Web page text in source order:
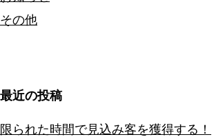
その他
最近の投稿
限られた時間で見込み客を獲得する！